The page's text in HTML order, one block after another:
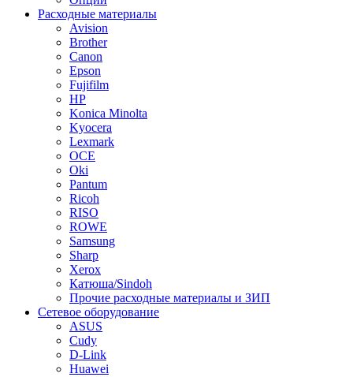
Расходные материалы
Avision
Brother
Canon
Epson
Fujifilm
HP
Konica Minolta
Kyocera
Lexmark
OCE
Oki
Pantum
Ricoh
RISO
ROWE
Samsung
Sharp
Xerox
Катюша/Sindoh
Прочие расходные материалы и ЗИП
Сетевое оборудование
ASUS
Cudy
D-Link
Huawei